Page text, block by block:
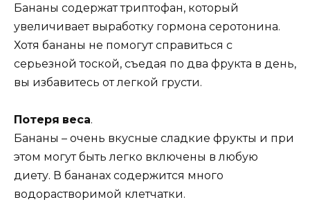
Бананы содержат триптофан, который
увеличивает выработку гормона серотонина.
Хотя бананы не помогут справиться с
серьезной тоской, съедая по два фрукта в день,
вы избавитесь от легкой грусти.
Потеря веса.
Бананы – очень вкусные сладкие фрукты и при
этом могут быть легко включены в любую
диету. В бананах содержится много
водорастворимой клетчатки.